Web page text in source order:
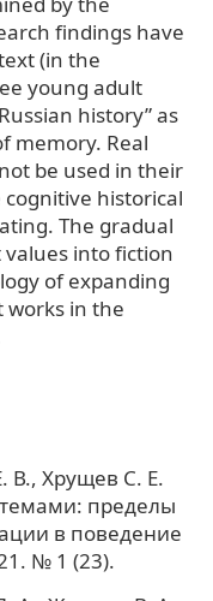
findings have
(in the
young adult
history” as
memory. Real
be used in their
historical
The gradual
into fiction
of expanding
in the
В., Хрущев С. Е.
пределы
в поведение
№ 1 (23).